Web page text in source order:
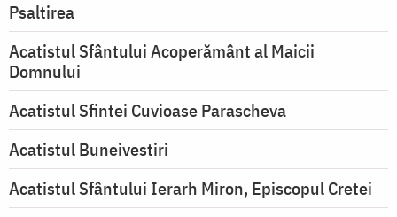
Psaltirea
Acatistul Sfântului Acoperământ al Maicii
Domnului
Acatistul Sfintei Cuvioase Parascheva
Acatistul Buneivestiri
Acatistul Sfântului Ierarh Miron, Episcopul Cretei